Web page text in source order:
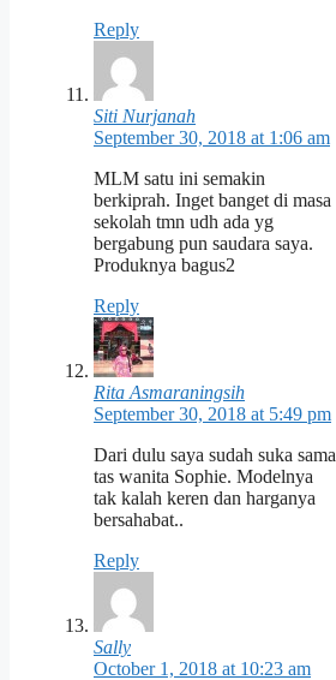
Reply
Siti Nurjanah
September 30, 2018 at 1:06 am
MLM satu ini semakin
berkiprah. Inget banget di masa
sekolah tmn udh ada yg
bergabung pun saudara saya.
Produknya bagus2
Reply
Rita Asmaraningsih
September 30, 2018 at 5:49 pm
Dari dulu saya sudah suka sama
tas wanita Sophie. Modelnya
tak kalah keren dan harganya
bersahabat..
Reply
Sally
October 1, 2018 at 10:23 am